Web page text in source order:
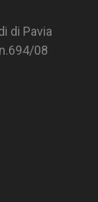
di Pavia
08